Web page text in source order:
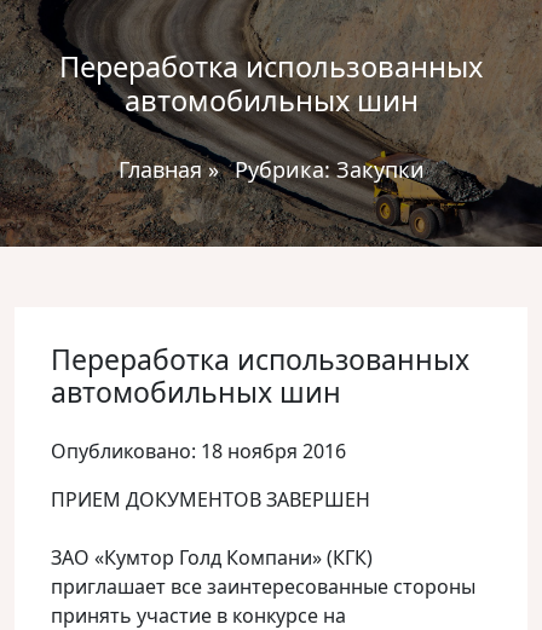
Переработка использованных
автомобильных шин
Главная» Рубрика:Закупки
Переработка использованных
автомобильных шин
Опубликовано: 18 ноября 2016
ПРИЕМ ДОКУМЕНТОВ ЗАВЕРШЕН
ЗАО «Кумтор Голд Компани» (КГК)
приглашает все заинтересованные стороны
принять участие в конкурсе на